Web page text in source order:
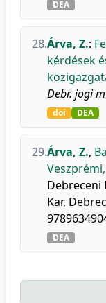
DEA
28.Árva, Z.:
kérdések
Debr. jogi
doi DEA
29.Árva, Z.,
Debreceni
Kar,
DEA